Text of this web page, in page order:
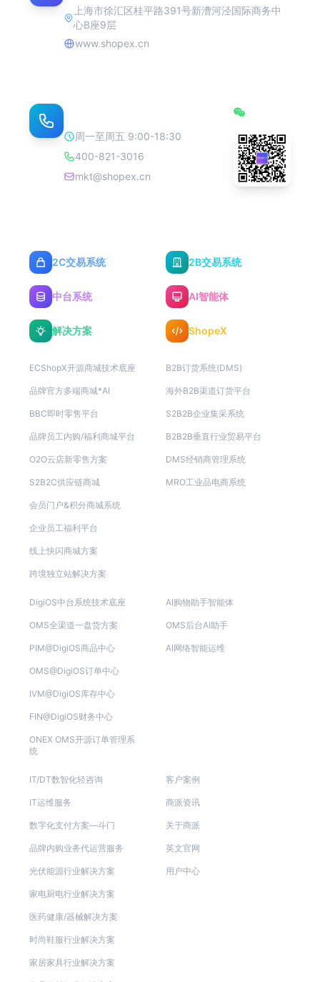
上海市徐汇区桂平路391号新漕河泾国际商务中
心B座9层
www.shopex.cn
周一至周五 9:00-18:30
400-821-3016
mkt@shopex.cn
2C交易系统 2B交易系统
中台系统 AI智能体
解决方案 ShopeX
ECShopX开源商城技术底座
品牌官方多端商城*AI
BBC即时零售平台
品牌员工内购/福利商城平台
O2O云店新零售方案
S2B2C供应链商城
会员门户&积分商城系统
企业员工福利平台
线上快闪商城方案
跨境独立站解决方案
B2B订货系统(DMS)
海外B2B渠道订货平台
S2B2B企业集采系统
B2B2B垂直行业贸易平台
DMS经销商管理系统
MRO工业品电商系统
DigiOS中台系统技术底座
OMS全渠道一盘货方案
PIM@DigiOS商品中心
OMS@DigiOS订单中心
IVM@DigiOS库存中心
FIN@DigiOS财务中心
ONEX OMS开源订单管理系
统
AI购物助手智能体
OMS后台AI助手
AI网络智能运维
IT/DT数智化轻咨询
IT运维服务
数字化支付方案—斗门
品牌内购业务代运营服务
光伏能源行业解决方案
家电厨电行业解决方案
医药健康/器械解决方案
时尚鞋服行业解决方案
家居家具行业解决方案
客户案例
商派资讯
关于商派
英文官网
用户中心